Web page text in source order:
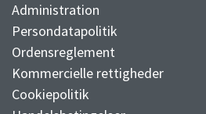
Administration
Persondatapolitik
Ordensreglement
Kommercielle rettigheder
Cookiepolitik